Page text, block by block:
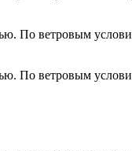
По ветровым
По ветровым